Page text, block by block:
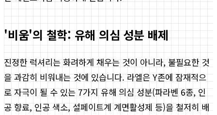
'비움'의 철학: 유해 의심 성분 배제
진정한 럭셔리는 화려하게 채우는 것이 아니라, 불필요한 것
을 과감히 비워내는 것에 있습니다. 라엘은 Y존에 잠재적으
로 자극이 될 수 있는 7가지 유해 의심 성분(파라벤 6종, 인
공 향료, 인공 색소, 설페이트계 계면활성제 등)을 철저히 배